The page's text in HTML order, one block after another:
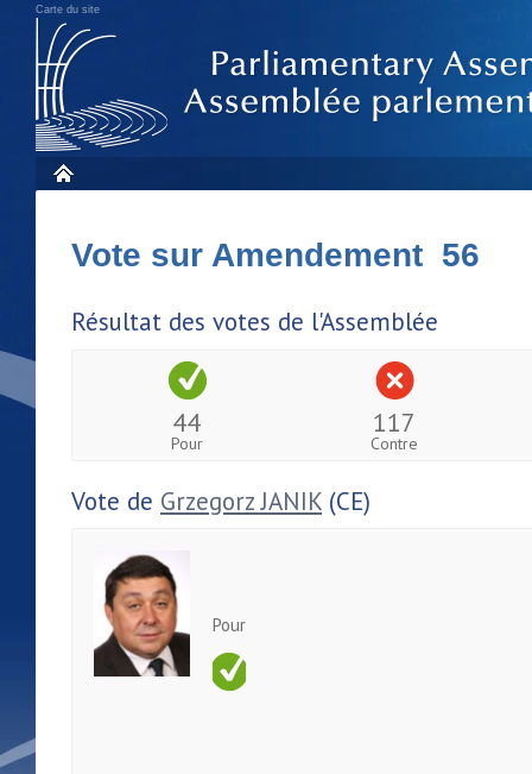
Carte du site
Vote sur Amendement 56
Résultat des votes de l'Assemblée
44
Pour
117
Contre
Vote de Grzegorz JANIK (CE)
Pour